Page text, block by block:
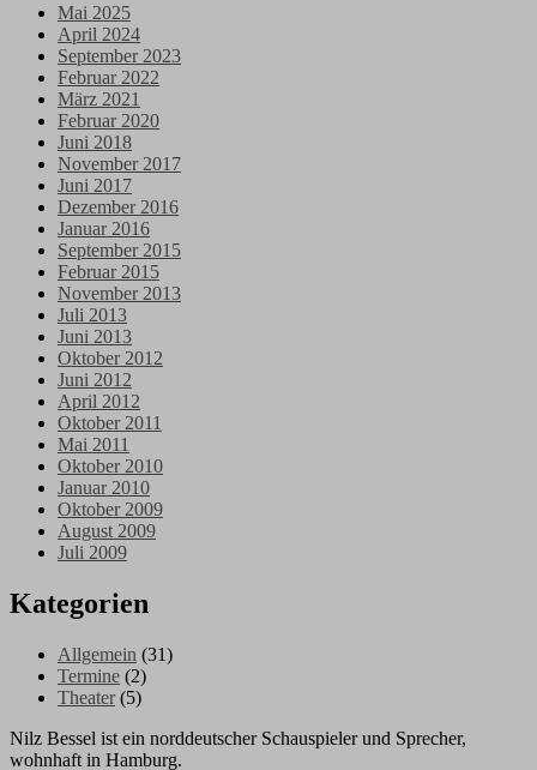
Mai 2025
April 2024
September 2023
Februar 2022
März 2021
Februar 2020
Juni 2018
November 2017
Juni 2017
Dezember 2016
Januar 2016
September 2015
Februar 2015
November 2013
Juli 2013
Juni 2013
Oktober 2012
Juni 2012
April 2012
Oktober 2011
Mai 2011
Oktober 2010
Januar 2010
Oktober 2009
August 2009
Juli 2009
Kategorien
Allgemein (31)
Termine (2)
Theater(5)
Nilz Bessel ist ein norddeutscher Schauspieler und Sprecher,
wohnhaft in Hamburg.